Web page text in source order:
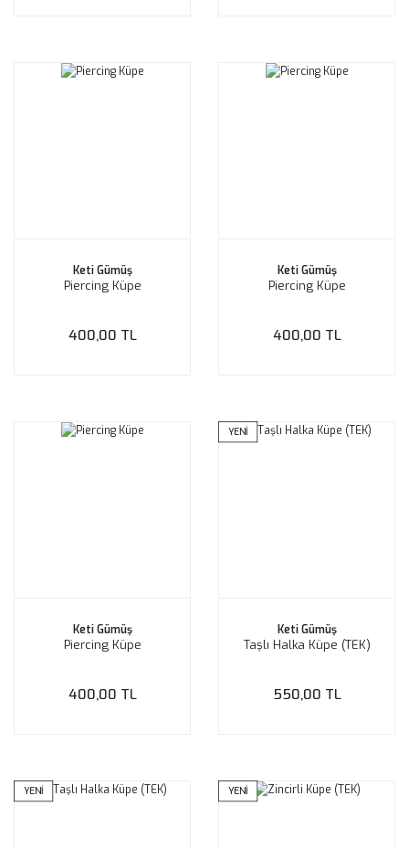
Keti Gümüş
Piercing Küpe
400,00 TL
Keti Gümüş
Piercing Küpe
400,00 TL
Keti Gümüş
Piercing Küpe
400,00 TL
YENİ
Keti Gümüş
Taşlı Halka Küpe (TEK)
550,00 TL
YENİ YENİ